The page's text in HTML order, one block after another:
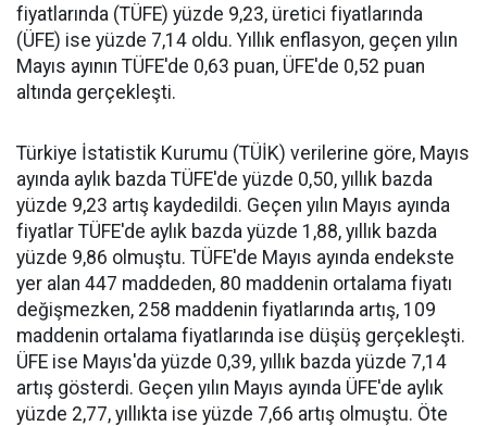
fiyatlarında (TÜFE) yüzde 9,23, üretici fiyatlarında
(ÜFE) ise yüzde 7,14 oldu. Yıllık enflasyon, geçen yılın
Mayıs ayının TÜFE'de 0,63 puan, ÜFE'de 0,52 puan
altında gerçekleşti.
Türkiye İstatistik Kurumu (TÜİK) verilerine göre, Mayıs
ayında aylık bazda TÜFE'de yüzde 0,50, yıllık bazda
yüzde 9,23 artış kaydedildi. Geçen yılın Mayıs ayında
fiyatlar TÜFE'de aylık bazda yüzde 1,88, yıllık bazda
yüzde 9,86 olmuştu. TÜFE'de Mayıs ayında endekste
yer alan 447 maddeden, 80 maddenin ortalama fiyatı
değişmezken, 258 maddenin fiyatlarında artış, 109
maddenin ortalama fiyatlarında ise düşüş gerçekleşti.
ÜFE ise Mayıs'da yüzde 0,39, yıllık bazda yüzde 7,14
artış gösterdi. Geçen yılın Mayıs ayında ÜFE'de aylık
yüzde 2,77, yıllıkta ise yüzde 7,66 artış olmuştu. Öte